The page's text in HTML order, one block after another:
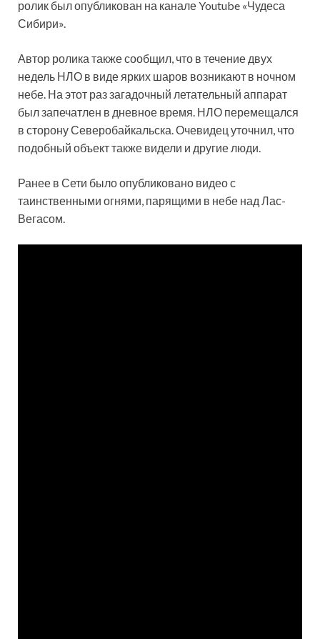
ролик был опубликован на канале Youtube «Чудеса
Сибири».
Автор ролика также сообщил, что в течение двух
недель НЛО в виде ярких шаров возникают в ночном
небе. На этот раз загадочный летательный аппарат
был запечатлен в дневное время. НЛО перемещался
в сторону Северобайкальска. Очевидец уточнил, что
подобный объект также видели и другие люди.
Ранее в Сети было опубликовано видео с
таинственными огнями, парящими в небе над Лас-
Вегасом.